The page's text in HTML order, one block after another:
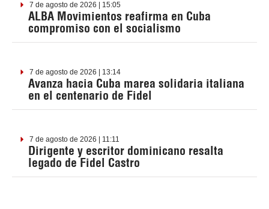
7 de agosto de 2026 | 15:05
ALBA Movimientos reafirma en Cuba
compromiso con el socialismo
7 de agosto de 2026 | 13:14
Avanza hacia Cuba marea solidaria italiana
en el centenario de Fidel
7 de agosto de 2026 | 11:11
Dirigente y escritor dominicano resalta
legado de Fidel Castro